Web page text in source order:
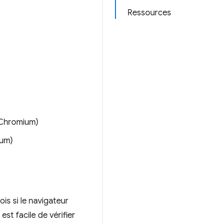
Ressources
si le navigateur
facile de vérifier